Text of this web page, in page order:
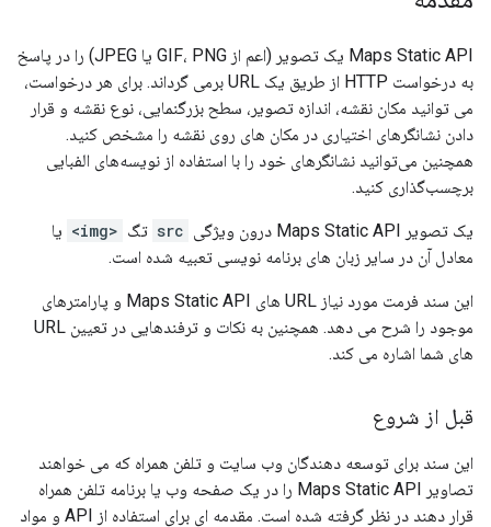
Maps Static API یک تصویر (اعم از GIF، PNG یا JPEG) را در پاسخ
به درخواست HTTP از طریق یک URL برمی گرداند. برای هر درخواست،
می توانید مکان نقشه، اندازه تصویر، سطح بزرگنمایی، نوع نقشه و قرار
دادن نشانگرهای اختیاری در مکان های روی نقشه را مشخص کنید.
همچنین می‌توانید نشانگرهای خود را با استفاده از نویسه‌های الفبایی
برچسب‌گذاری کنید.
یک تصویر Maps Static API درون ویژگی src تگ <img>
یا
معادل آن در سایر زبان های برنامه نویسی تعبیه شده است.
این سند فرمت مورد نیاز URL های Maps Static API و پارامترهای
موجود را شرح می دهد. همچنین به نکات و ترفندهایی در تعیین URL
های شما اشاره می کند.
قبل از شروع
این سند برای توسعه دهندگان وب سایت و تلفن همراه که می خواهند
تصاویر Maps Static API را در یک صفحه وب یا برنامه تلفن همراه
قرار دهند در نظر گرفته شده است. مقدمه ای برای استفاده از API و مواد